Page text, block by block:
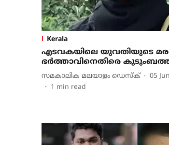
Kerala
എടവകയിലെ യുവതിയുടെ
ഭർത്താവിനെതിരെ
സമകാലിക മലയാളം ഡെസ്ക്
05
1 min read